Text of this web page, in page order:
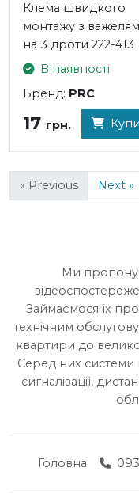
Клема швидкого
монтажу з
на 3 дроти 222-413
В наявності
Бренд: PRC
17 грн.
« Previous Next »
Ми
Займаємося їх
технічним
квартири до
Серед них системи
сигналізації,
Головна